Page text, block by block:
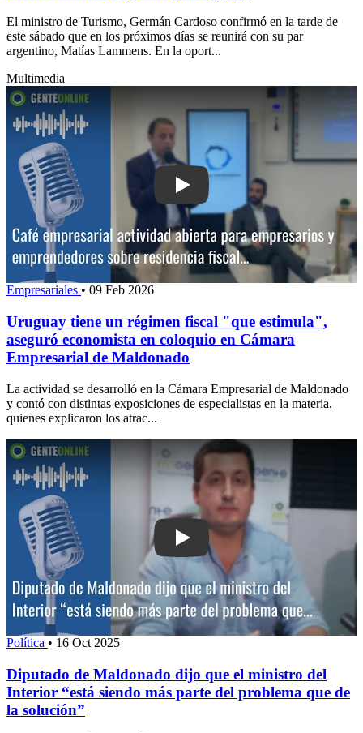
El ministro de Turismo, Germán Cardoso confirmó en la tarde de
este sábado que en los próximos días se reunirá con su par
argentino, Matías Lammens. En la oport...
Multimedia
Play: Uruguay tiene un régimen fiscal
Empresariales • 09 Feb 2026
Uruguay tiene un régimen fiscal "que estimula",
aseguró economista en coloquio en Cámara
Empresarial de Maldonado
La actividad se desarrolló en la Cámara Empresarial de Maldonado
y contó con distintas exposiciones de especialistas en la materia,
quienes explicaron los atrac...
Play: Diputado de Maldonado dijo que
Política • 16 Oct 2025
Diputado de Maldonado dijo que el ministro del
Interior “está siendo más parte del problema que de
la solución”